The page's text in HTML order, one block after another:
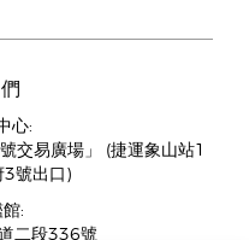
心:
交易廣場」 (捷運象山站1
3號出口)
:
二段336號